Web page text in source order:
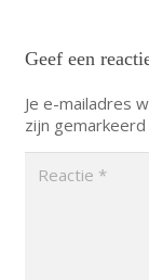
Geef een
Je e-mailadres
zijn